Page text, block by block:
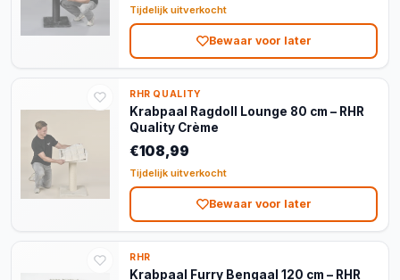
Tijdelijk uitverkocht
Bewaar voor later
RHR QUALITY
Krabpaal Ragdoll Lounge 80 cm – RHR
Quality Crème
€108,99
Tijdelijk uitverkocht
Bewaar voor later
RHR
Krabpaal Furry Bengaal 120 cm – RHR